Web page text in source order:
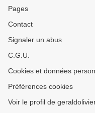
Pages
Contact
Signaler un abus
C.G.U.
Cookies et données
Préférences cookies
Voir le profil de